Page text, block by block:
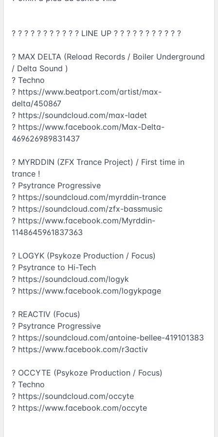
? ? ? ? ? ? ? ? ? ? ? LINE UP ? ? ? ? ? ? ? ? ? ? ?
? MAX DELTA (Reload Records / Boiler Underground
/ Delta Sound )
? Techno
? https://www.beatport.com/artist/max-
delta/450867
? https://soundcloud.com/max-ladet
? https://www.facebook.com/Max-Delta-
469626989831437
? MYRDDIN (ZFX Trance Project) / First time in
trance !
? Psytrance Progressive
? https://soundcloud.com/myrddin-trance
? https://soundcloud.com/zfx-bassmusic
? https://www.facebook.com/Myrddin-
1148645961837363
? LOGYK (Psykoze Production / Focus)
? Psytrance to Hi-Tech
? https://soundcloud.com/logyk
? https://www.facebook.com/logykpage
? REACTIV (Focus)
? Psytrance Progressive
? https://soundcloud.com/antoine-bellee-419101383
? https://www.facebook.com/r3activ
? OCCYTE (Psykoze Production / Focus)
? Techno
? https://soundcloud.com/occyte
? https://www.facebook.com/occyte